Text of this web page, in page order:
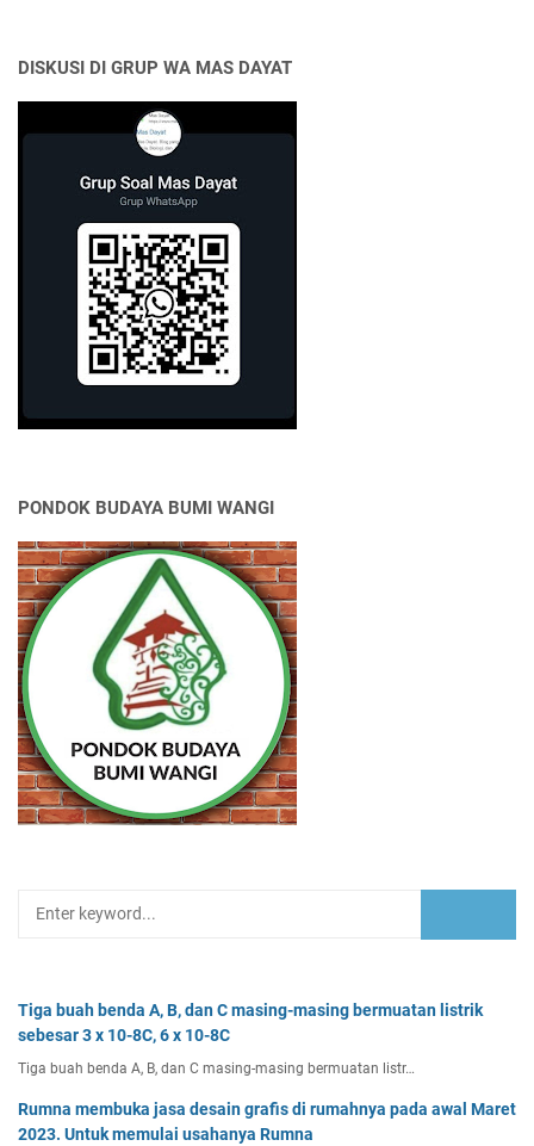
DISKUSI DI GRUP WA MAS DAYAT
PONDOK BUDAYA BUMI WANGI
Tiga buah benda A, B, dan C masing-masing bermuatan listrik
sebesar 3 x 10-8C, 6 x 10-8C
Tiga buah benda A, B, dan C masing-masing bermuatan listr…
Rumna membuka jasa desain grafis di rumahnya pada awal Maret
2023. Untuk memulai usahanya Rumna